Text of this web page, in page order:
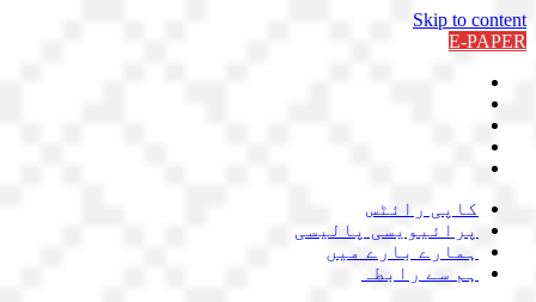
Skip to content
E-PAPER
کاپی رائٹس
پرائیویسی پالیسی
ہمارے بارے میں
ہم سے رابطہ